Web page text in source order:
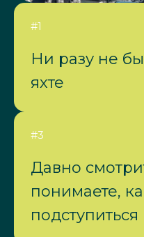
#1
Ни разу не
яхте
#3
Давно
понимаете,
подступиться